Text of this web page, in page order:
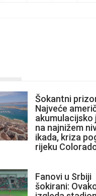
Šokantni
Najveće
akumulacijsko
na najnižem
ikada, kriza
rijeku
Fanovi u Srbiji
šokirani: